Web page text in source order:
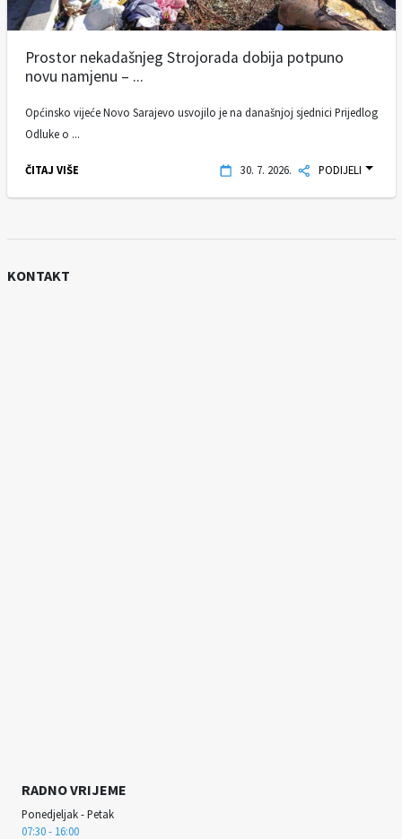
Prostor nekadašnjeg Strojorada dobija potpuno
novu namjenu – ...
Općinsko vijeće Novo Sarajevo usvojilo je na današnjoj sjednici Prijedlog
Odluke o ...
ČITAJ VIŠE 30. 7. 2026. PODIJELI
KONTAKT
RADNO VRIJEME
Ponedjeljak - Petak
07:30 - 16:00